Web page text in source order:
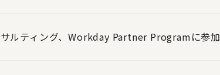
サルティング、Workday Partner Programに参加